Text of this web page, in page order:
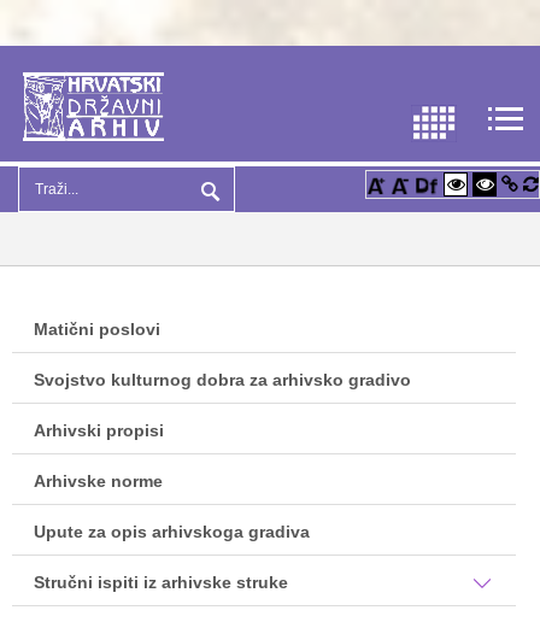
Matični poslovi
Svojstvo kulturnog dobra za arhivsko gradivo
Arhivski propisi
Arhivske norme
Upute za opis arhivskoga gradiva
Stručni ispiti iz arhivske struke